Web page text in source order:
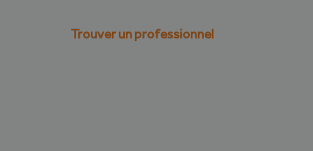
Trouver un professionnel